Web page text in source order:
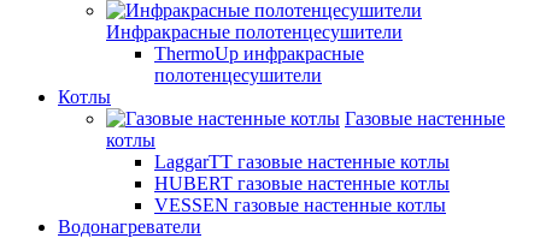
Инфракрасные полотенцесушители
ThermoUp инфракрасные
полотенцесушители
Котлы
Газовые настенные
котлы
LaggarTT газовые настенные котлы
HUBERT газовые настенные котлы
VESSEN газовые настенные котлы
Водонагреватели